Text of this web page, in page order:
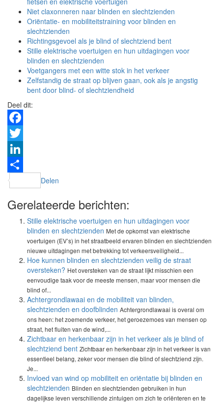
Niet claxonneren naar blinden en slechtzienden
Oriëntatie- en mobiliteitstraining voor blinden en
slechtzienden
Richtingsgevoel als je blind of slechtziend bent
Stille elektrische voertuigen en hun uitdagingen voor
blinden en slechtzienden
Voetgangers met een witte stok in het verkeer
Zelfstandig de straat op blijven gaan, ook als je angstig
bent door blind- of slechtziendheid
Deel dit:
Facebook
Twitter
LinkedIn
Delen
Gerelateerde berichten:
Stille elektrische voertuigen en hun uitdagingen voor
blinden en slechtzienden Met de opkomst van elektrische
voertuigen (EV’s) in het straatbeeld ervaren blinden en slechtzienden
nieuwe uitdagingen met betrekking tot verkeersveiligheid...
Hoe kunnen blinden en slechtzienden veilig de straat
oversteken? Het oversteken van de straat lijkt misschien een
eenvoudige taak voor de meeste mensen, maar voor mensen die
blind of...
Achtergrondlawaai en de mobiliteit van blinden,
slechtzienden en doofblinden Achtergrondlawaai is overal om
ons heen: het zoemende verkeer, het geroezemoes van mensen op
straat, het fluiten van de wind,...
Zichtbaar en herkenbaar zijn in het verkeer als je blind of
slechtziend bent Zichtbaar en herkenbaar zijn in het verkeer is van
essentieel belang, zeker voor mensen die blind of slechtziend zijn.
Je...
Invloed van wind op mobiliteit en oriëntatie bij blinden en
slechtzienden Blinden en slechtzienden gebruiken in hun
dagelijkse leven verschillende zintuigen om zich te oriënteren en te